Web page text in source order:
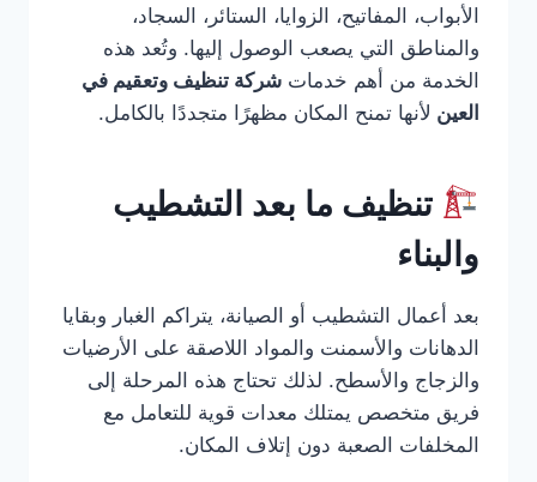
الأبواب، المفاتيح، الزوايا، الستائر، السجاد،
والمناطق التي يصعب الوصول إليها. وتُعد هذه
الخدمة من أهم خدمات شركة تنظيف وتعقيم في
العين لأنها تمنح المكان مظهرًا متجددًا بالكامل.
تنظيف ما بعد التشطيب
والبناء
بعد أعمال التشطيب أو الصيانة، يتراكم الغبار وبقايا
الدهانات والأسمنت والمواد اللاصقة على الأرضيات
والزجاج والأسطح. لذلك تحتاج هذه المرحلة إلى
فريق متخصص يمتلك معدات قوية للتعامل مع
المخلفات الصعبة دون إتلاف المكان.